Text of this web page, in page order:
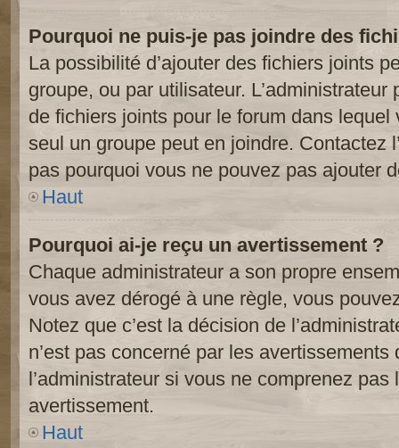
Pourquoi ne puis-je pas joindre des
La possibilité d’ajouter des fichiers joints
groupe, ou par utilisateur. L’administrateur
de fichiers joints pour le forum dans
seul un groupe peut en joindre. Contactez
pas pourquoi vous ne pouvez pas ajouter
Haut
Pourquoi ai-je reçu un avertissement ?
Chaque administrateur a son propre
vous avez dérogé à une règle, vous
Notez que c’est la décision de
n’est pas concerné par les avertissements
l’administrateur si vous ne comprenez
avertissement.
Haut